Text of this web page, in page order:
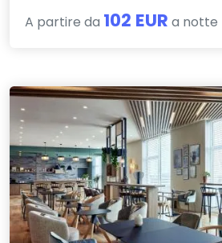
A partire da 102 EUR a notte